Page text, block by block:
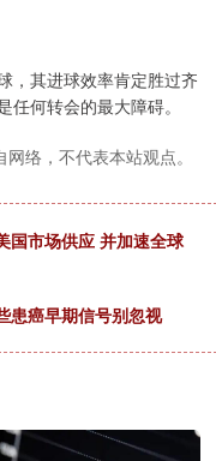
，其进球效率肯定胜过齐
何转会的最大障碍。
络，不代表本站观点。
国市场供应 并加速全球
患癌早期信号别忽视